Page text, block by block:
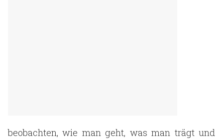
beobachten, wie man geht, was man trägt und